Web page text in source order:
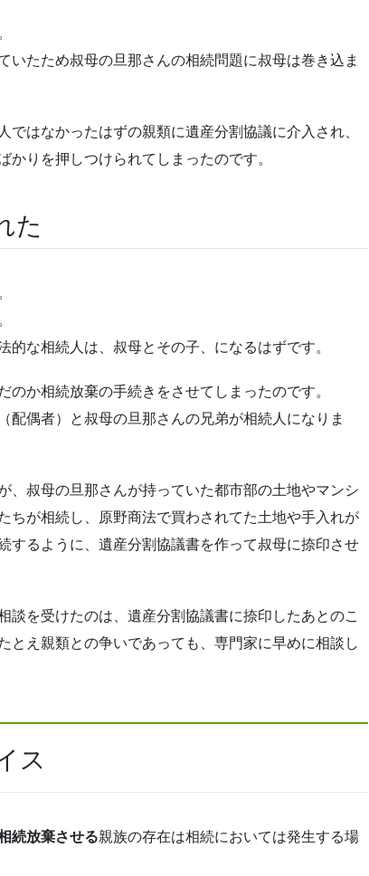
いたため叔母の旦那さんの相続問題に叔母は巻き込ま
ではなかったはずの親類に遺産分割協議に介入され、
りを押しつけられてしまったのです。
た
な相続人は、叔母とその子、になるはずです。
か相続放棄の手続きをさせてしまったのです。
配偶者）と叔母の旦那さんの兄弟が相続人になりま
、叔母の旦那さんが持っていた都市部の土地やマンシ
ちが相続し、原野商法で買わされてた土地や手入れが
するように、遺産分割協議書を作って叔母に捺印させ
談を受けたのは、遺産分割協議書に捺印したあとのこ
とえ親類との争いであっても、専門家に早めに相談し
ス
続放棄させる親族の存在は相続においては発生する場